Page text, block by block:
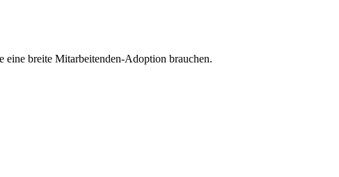
breite Mitarbeitenden-Adoption brauchen.